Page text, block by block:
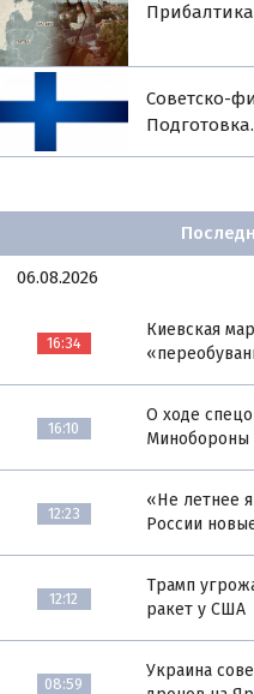
Советско-
Подготовка.
06.08.2026
16:34
Киевская
16:10
О ходе
Минобороны
12:23
«Не летнее
России
12:12
Трамп
ракет у США
08:59
Украина